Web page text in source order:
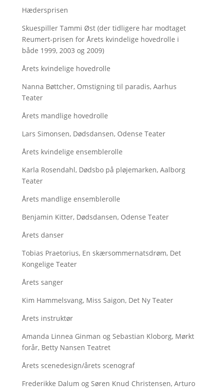
Hædersprisen
Skuespiller Tammi Øst (der tidligere har modtaget
Reumert-prisen for Årets kvindelige hovedrolle i
både 1999, 2003 og 2009)
Årets kvindelige hovedrolle
Nanna Bøttcher, Omstigning til paradis, Aarhus
Teater
Årets mandlige hovedrolle
Lars Simonsen, Dødsdansen, Odense Teater
Årets kvindelige ensemblerolle
Karla Rosendahl, Dødsbo på pløjemarken, Aalborg
Teater
Årets mandlige ensemblerolle
Benjamin Kitter, Dødsdansen, Odense Teater
Årets danser
Tobias Praetorius, En skærsommernatsdrøm, Det
Kongelige Teater
Årets sanger
Kim Hammelsvang, Miss Saigon, Det Ny Teater
Årets instruktør
Amanda Linnea Ginman og Sebastian Kloborg, Mørkt
forår, Betty Nansen Teatret
Årets scenedesign/årets scenograf
Frederikke Dalum og Søren Knud Christensen, Arturo